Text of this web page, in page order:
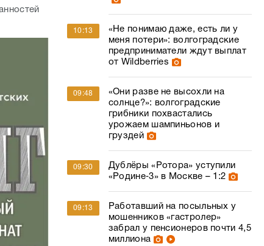
10:13
«Не понимаю даже, есть ли у
меня потери»: волгоградские
предприниматели ждут выплат
от Wildberries
09:48
«Они разве не высохли на
солнце?»: волгоградские
грибники похвастались
урожаем шампиньонов и
груздей
09:30
Дублёры «Ротора» уступили
«Родине‑3» в Москве – 1:2
09:13
Работавший на посыльных у
мошенников «гастролер»
забрал у пенсионеров почти 4,5
миллиона